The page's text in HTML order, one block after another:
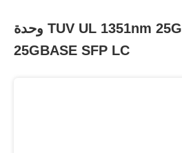
وحدة TUV UL 1351nm 25G SFP28 CWDM
25GBASE SFP LC